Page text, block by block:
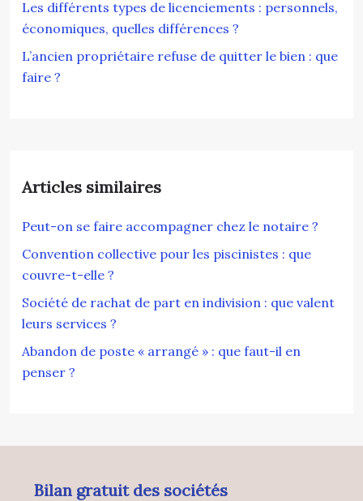
Les différents types de licenciements : personnels,
économiques, quelles différences ?
L’ancien propriétaire refuse de quitter le bien : que
faire ?
Articles similaires
Peut-on se faire accompagner chez le notaire ?
Convention collective pour les piscinistes : que
couvre-t-elle ?
Société de rachat de part en indivision : que valent
leurs services ?
Abandon de poste « arrangé » : que faut-il en
penser ?
Bilan gratuit des sociétés